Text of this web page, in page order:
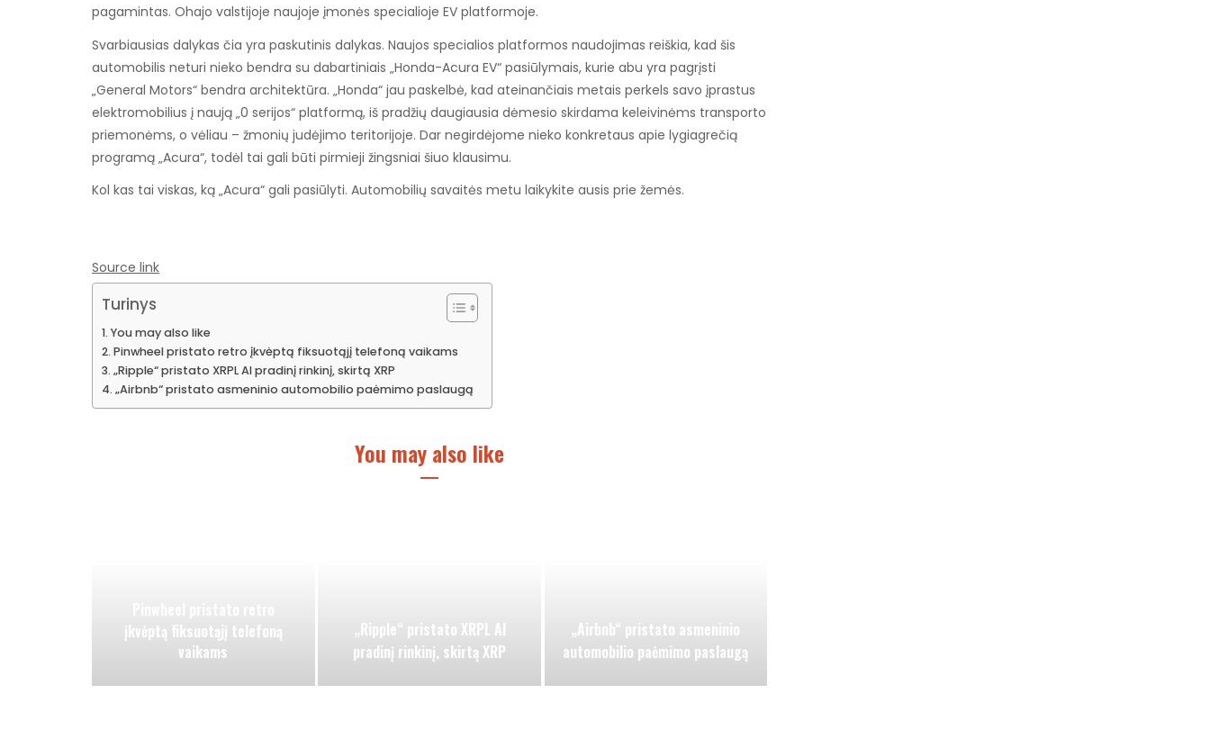
pagamintas. Ohajo valstijoje naujoje įmonės specialioje EV platformoje.
Svarbiausias dalykas čia yra paskutinis dalykas. Naujos specialios platformos naudojimas reiškia, kad šis
automobilis neturi nieko bendra su dabartiniais „Honda-Acura EV“ pasiūlymais, kurie abu yra pagrįsti
„General Motors“ bendra architektūra. „Honda“ jau paskelbė, kad ateinančiais metais perkels savo įprastus
elektromobilius į naują „0 serijos“ platformą, iš pradžių daugiausia dėmesio skirdama keleivinėms transporto
priemonėms, o vėliau – žmonių judėjimo teritorijoje. Dar negirdėjome nieko konkretaus apie lygiagrečią
programą „Acura“, todėl tai gali būti pirmieji žingsniai šiuo klausimu.
Kol kas tai viskas, ką „Acura“ gali pasiūlyti. Automobilių savaitės metu laikykite ausis prie žemės.
Source link
Turinys
You may also like
Pinwheel pristato retro įkvėptą fiksuotąjį telefoną vaikams
„Ripple“ pristato XRPL AI pradinį rinkinį, skirtą XRP
„Airbnb“ pristato asmeninio automobilio paėmimo paslaugą
You may also like
įkvėptą fiksuotąjį telefoną
vaikams
„Ripple“ pristato XRPL AI
pradinį rinkinį, skirtą XRP
„Airbnb“ pristato asmeninio
automobilio paėmimo paslaugą